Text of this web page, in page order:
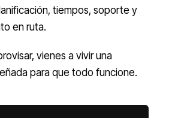
tiempos, soporte y
en ruta.
vienes a vivir una
para que todo funcione.